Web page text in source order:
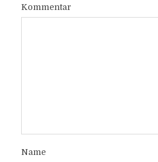
Kommentar
Name